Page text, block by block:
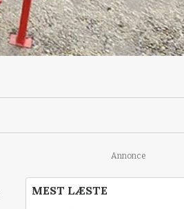
Annonce
MEST LÆSTE